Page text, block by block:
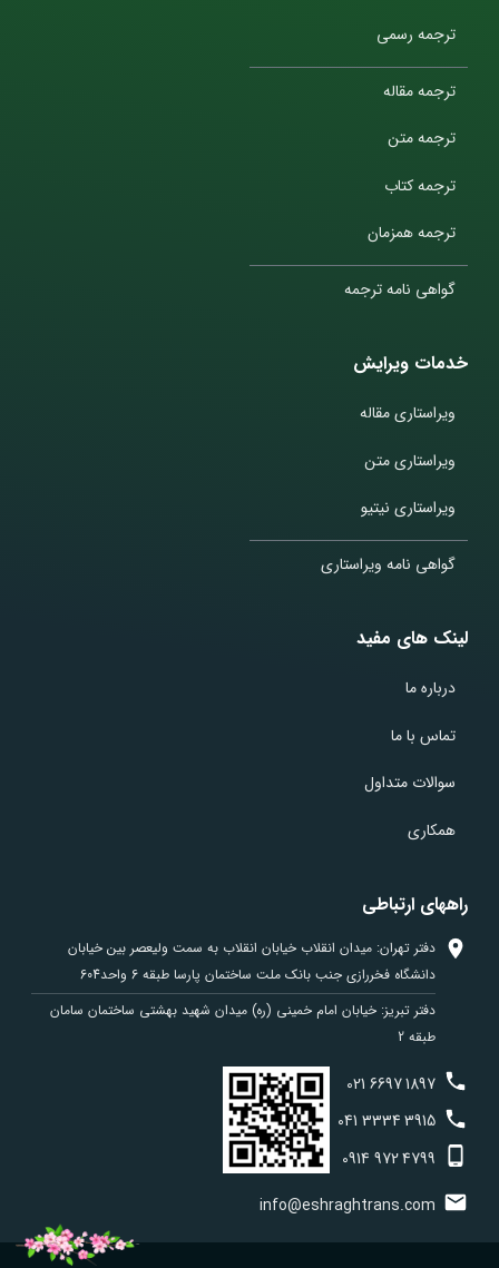
ترجمه رسمی
ترجمه مقاله
ترجمه متن
ترجمه کتاب
ترجمه همزمان
گواهی نامه ترجمه
خدمات ویرایش
ویراستاری مقاله
ویراستاری متن
ویراستاری نیتیو
گواهی نامه ویراستاری
لینک های مفید
درباره ما
تماس با ما
سوالات متداول
همکاری
راههای ارتباطی
دفتر تهران: میدان انقلاب خیابان انقلاب به سمت ولیعصر بین خیابان
دانشگاه فخررازی جنب بانک ملت ساختمان پارسا طبقه 6 واحد604
دفتر تبریز: خیابان امام خمینی (ره) میدان شهید بهشتی ساختمان سامان
طبقه 2
021 66971897
041 33343915
0914 9724799
info@eshraghtrans.com